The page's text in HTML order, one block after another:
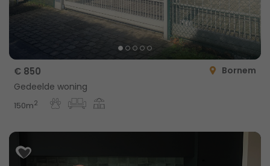
€ 850
Bornem
Gedeelde woning
150m2